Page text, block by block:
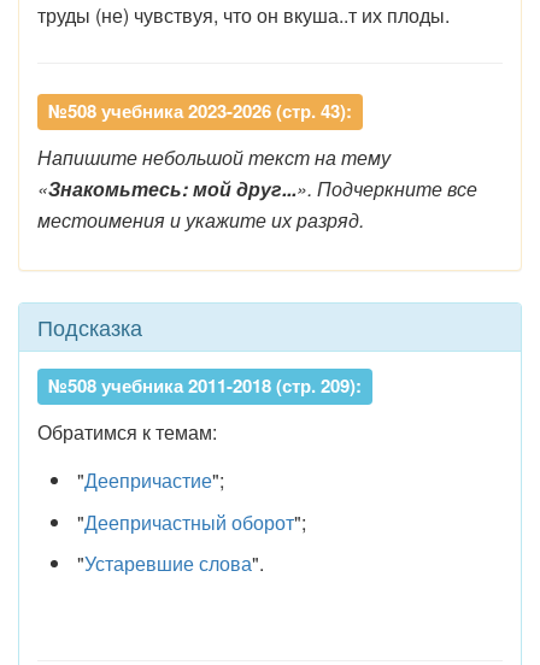
труды (не) чувствуя, что он вкуша..т их плоды.
№508 учебника 2023-2026 (стр. 43):
Напишите небольшой текст на тему
«Знакомьтесь: мой друг...». Подчеркните все
местоимения и укажите их разряд.
Подсказка
№508 учебника 2011-2018 (стр. 209):
Обратимся к темам:
"Деепричастие";
"Деепричастный оборот";
"Устаревшие слова".